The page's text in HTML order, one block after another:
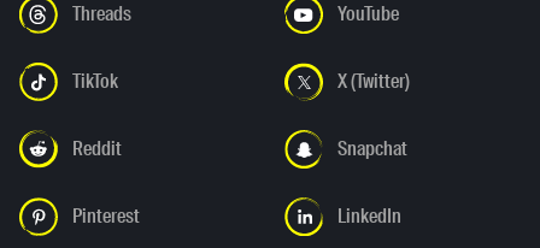
Threads YouTube
TikTok X (Twitter)
Reddit Snapchat
Pinterest LinkedIn